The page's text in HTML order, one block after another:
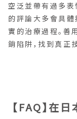
空泛並帶有過多表
的評論大多會具體
實的治療過程。善
銷陷阱，找到真正
【FAQ】在